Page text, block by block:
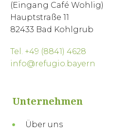
(Eingang Café Wohlig)
Hauptstraße 11
82433 Bad Kohlgrub
Tel. +49 (8841) 4628
info@refugio.bayern
Unternehmen
Über uns